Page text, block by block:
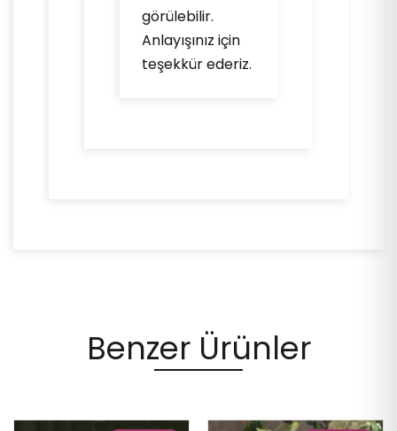
görülebilir.
Anlayışınız için
teşekkür ederiz.
Benzer Ürünler